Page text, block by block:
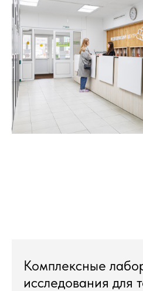
Комплексные
исследования для